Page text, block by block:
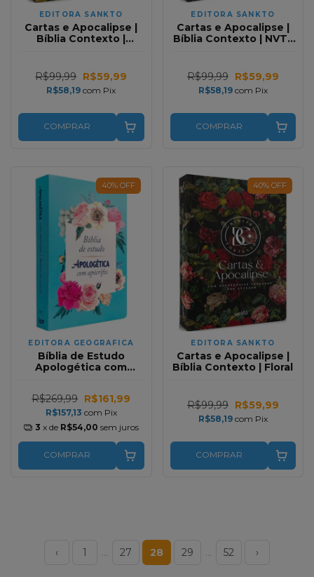
EDITORA SANKTO
Cartas e Apocalipse |
Bíblia Contexto |
R$99,99 R$59,99
R$58,19com Pix
COMPRAR
EDITORA SANKTO
Cartas e Apocalipse |
Bíblia Contexto | NVT |
R$99,99 R$59,99
R$58,19 com Pix
COMPRAR
40% OFF
EDITORA GEOGRAFICA
Bíblia de Estudo
Apologética com
R$269,99 R$161,99
R$157,13 com Pix
3 x de R$54,00 sem juros
COMPRAR
40% OFF
EDITORA SANKTO
Cartas e Apocalipse |
Bíblia Contexto | Floral
R$99,99 R$59,99
R$58,19 com Pix
COMPRAR
‹ 1 … 27 28 29 … 52 ›